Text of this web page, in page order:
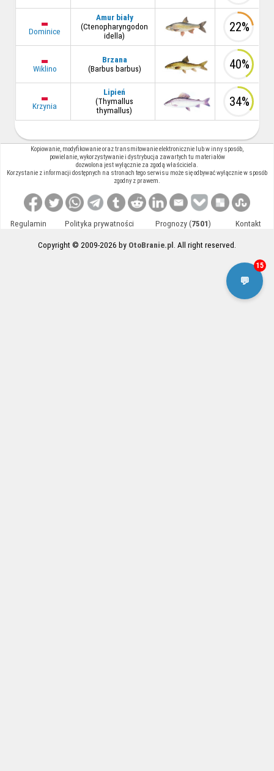
Dominice
Amur biały
(Ctenopharyngodon
idella)
22%
Wiklino
Brzana
(Barbus barbus)
40%
Krzynia
Lipień
(Thymallus
thymallus)
34%
Kopiowanie, modyfikowanie oraz transmitowanie elektronicznie lub w inny sposób,
powielanie, wykorzystywanie i dystrybucja zawartych tu materiałów
dozwolona jest wyłącznie za zgodą właściciela.
Korzystanie z informacji dostępnych na stronach tego serwisu może się odbywać wyłącznie w sposób
zgodny z prawem.
Regulamin Polityka prywatności Prognozy (7501) Kontakt
Copyright © 2009-2026 by OtoBranie.pl . All right reserved.
💬
15